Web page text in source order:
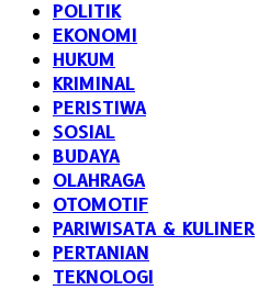
POLITIK
EKONOMI
HUKUM
KRIMINAL
PERISTIWA
SOSIAL
BUDAYA
OLAHRAGA
OTOMOTIF
PARIWISATA & KULINER
PERTANIAN
TEKNOLOGI